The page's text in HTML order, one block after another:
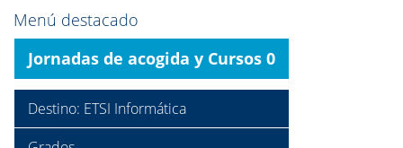
Menú destacado
Jornadas de acogida y Cursos 0
Destino: ETSI Informática